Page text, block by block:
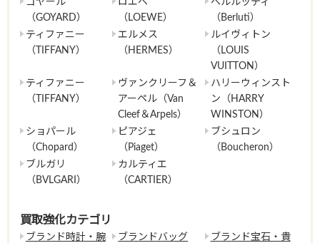
（GOYARD）
（LOEWE）
（Berluti）
ティファニー
（TIFFANY）
エルメス
（HERMES）
ルイヴィトン
（LOUIS
VUITTON）
ティファニー
（TIFFANY）
ヴァンクリーフ＆
アーペル（Van
Cleef＆Arpels）
ハリーウィンスト
ン（HARRY
WINSTON）
ショパール
（Chopard）
ピアジェ
（Piaget）
ブシュロン
（Boucheron）
ブルガリ
（BVLGARI）
カルティエ
（CARTIER）
買取強化カテゴリ
ブランド時計・腕
ブランドバッグ
ブランド宝石・貴